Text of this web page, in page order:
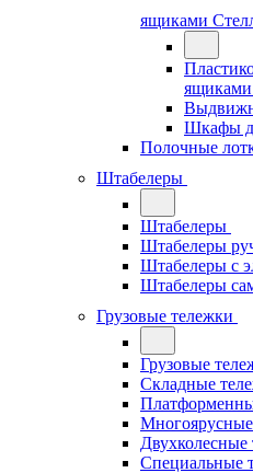
ящиками
Шкафы
Полочные
Штабелеры
Штабелеры
Штабелеры
Штабелеры с
Штабелеры
Грузовые тележки
Грузовые
Складные
Двухколесные
Специальные